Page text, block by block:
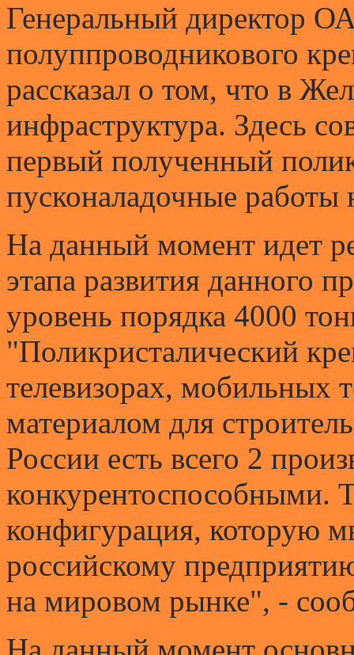
Генеральный директор
полуппроводникового
рассказал о том, что в
инфраструктура. Здесь
первый полученный
пусконаладочные работы
На данный момент идет
этапа развития данного
уровень порядка 4000
"Поликристалический
телевизорах, мобильных
материалом для
России есть всего 2
конкурентоспособными.
конфигурация, которую
российскому
на мировом рынке", -